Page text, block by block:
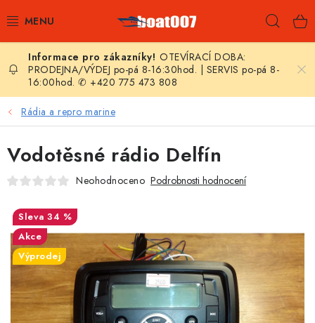
na
E-SHOP
AKČNÍ SLEVY
KONTAKTY
LODNÍ MOTORY
NAFUKOVACÍ ČLUNY
MOTOROVÉ ČLUNY
OTEVÍRACÍ DOBA:
PRODEJNA/VÝDEJ po-pá 8-16:30hod. | SERVIS po-pá 8-
16:00hod. ✆ +420 775 473 808
Rádia a repro marine
Vodotěsné rádio Delfín
Neohodnoceno Podrobnosti hodnocení
34 %
Akce
Výprodej